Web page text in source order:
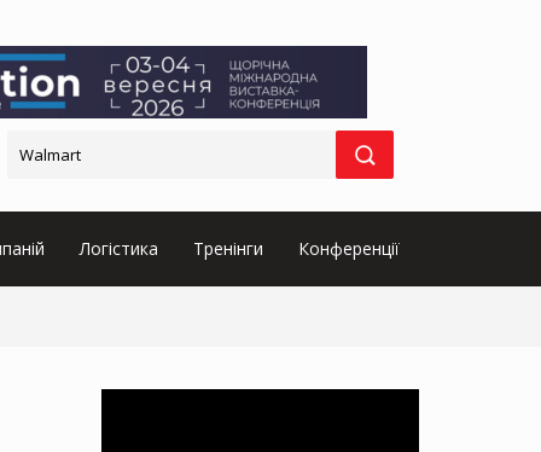
Логістика Тренінги Конференції